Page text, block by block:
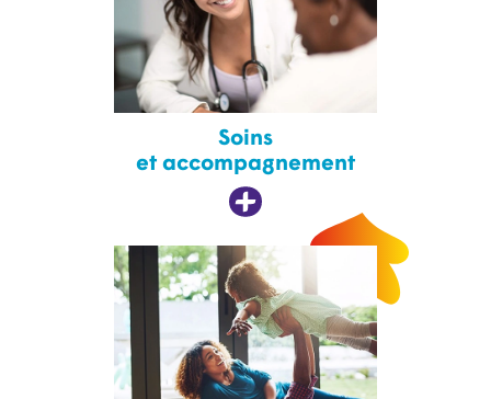
Soins
et accompagnement